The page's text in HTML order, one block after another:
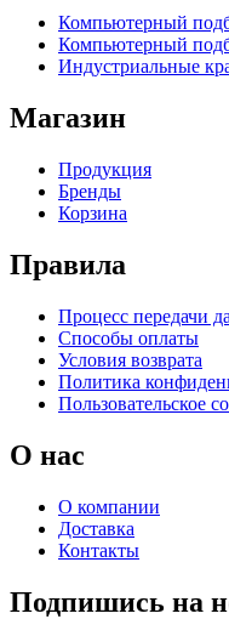
Компьютерный
Компьютерный
Индустриальные
Магазин
Продукция
Бренды
Корзина
Правила
Процесс передачи
Способы оплаты
Условия возврата
Политика
Пользовательское
О нас
О компании
Доставка
Контакты
Подпишись на